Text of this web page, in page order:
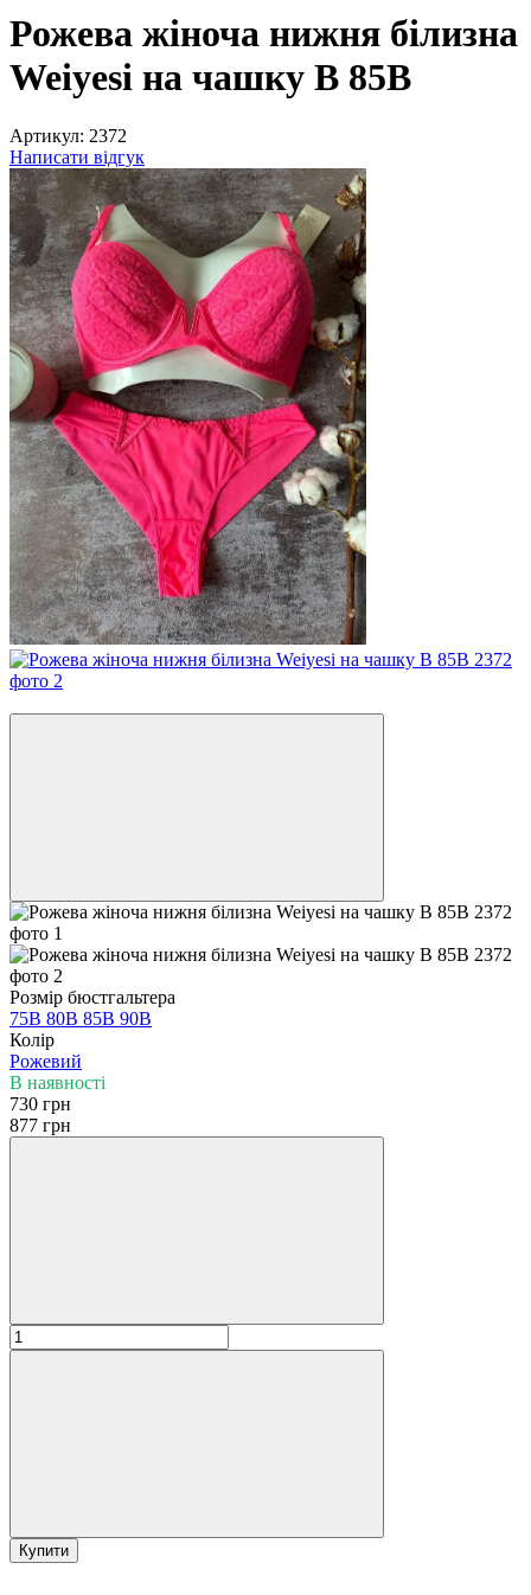
Рожева жіноча нижня білизна
Weiyesi на чашку B 85B
Артикул: 2372
Написати відгук
Розмір бюстгальтера
75B 80В 85В 90B
Колір
Рожевий
В наявності
730 грн
877 грн
Купити